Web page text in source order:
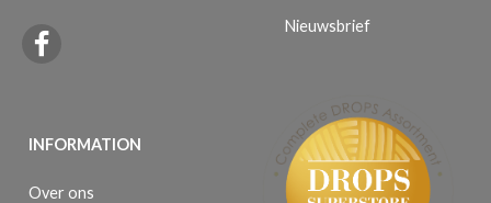
INFORMATION
Over ons
Nieuwsbrief